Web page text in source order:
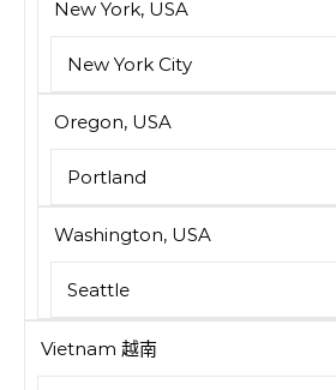
New York, USA
New York City
Oregon, USA
Portland
Washington, USA
Seattle
Vietnam 越南